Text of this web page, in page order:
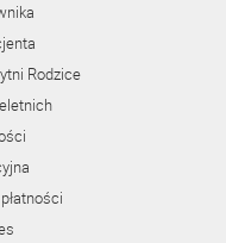
Rodzice